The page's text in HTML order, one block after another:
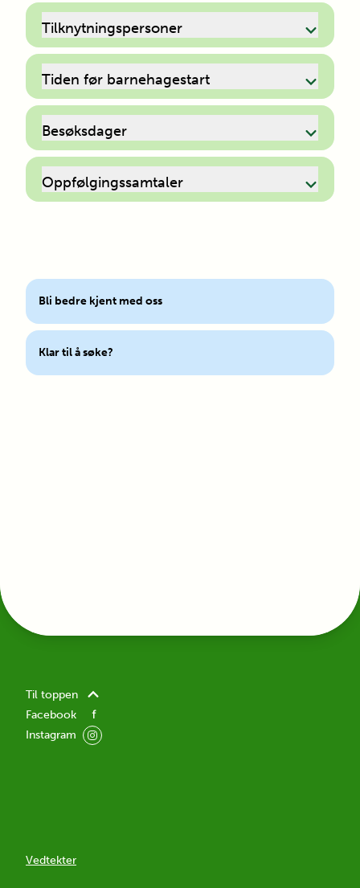
Tilknytningspersoner
Tiden før barnehagestart
Besøksdager
Oppfølgingssamtaler
Bli bedre kjent med oss
Klar til å søke?
Til toppen
Facebook
Instagram
Vedtekter